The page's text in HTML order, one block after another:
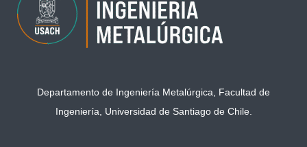
Departamento de Ingeniería Metalúrgica, Facultad de
Ingeniería, Universidad de Santiago de Chile.